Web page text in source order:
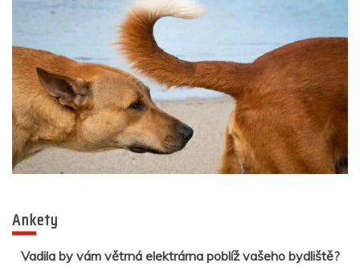
Ankety
Vadila by vám větrná elektrárna poblíž vašeho bydliště?